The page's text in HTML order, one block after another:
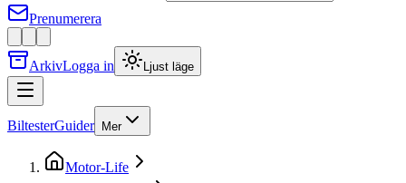
Prenumerera
ArkivLogga in Ljust läge
BiltesterGuider Mer
Motor-Life